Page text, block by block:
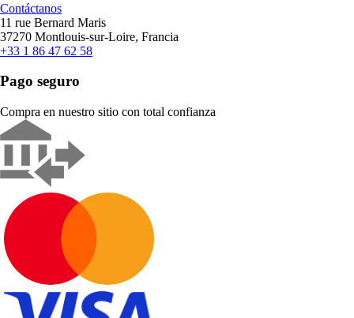
Contáctanos
11 rue Bernard Maris
37270 Montlouis-sur-Loire, Francia
+33 1 86 47 62 58
Pago seguro
Compra en nuestro sitio con total confianza